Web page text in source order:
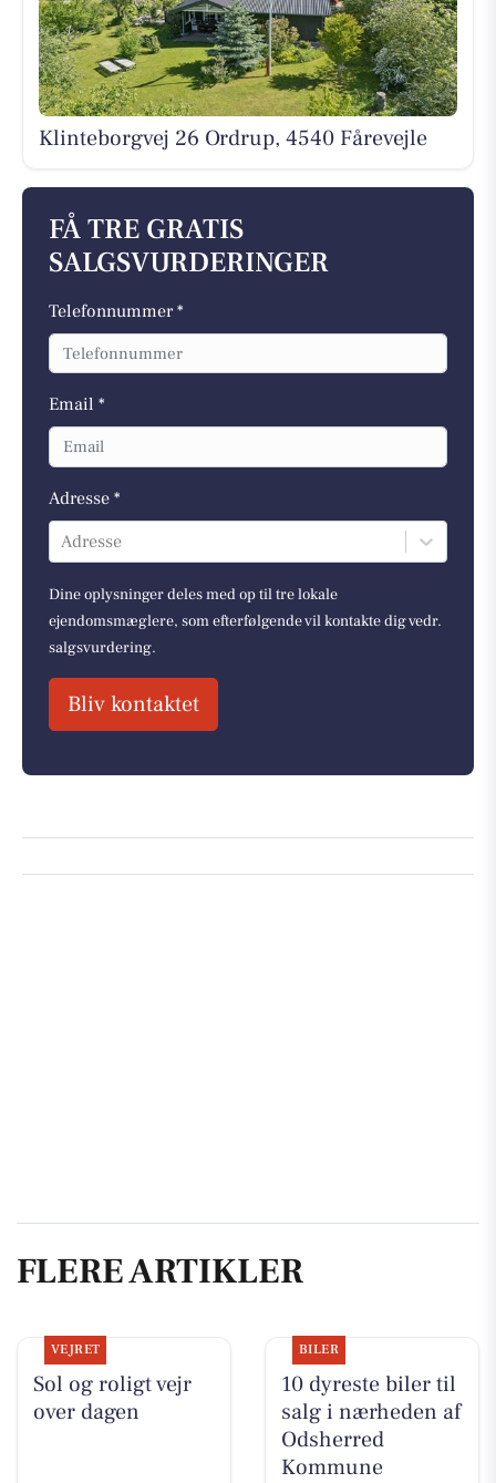
Klinteborgvej 26 Ordrup, 4540 Fårevejle
FÅ TRE GRATIS
SALGSVURDERINGER
Telefonnummer *
Email *
Adresse *
Adresse
Dine oplysninger deles med op til tre lokale
ejendomsmæglere, som efterfølgende vil kontakte dig vedr.
salgsvurdering.
Bliv kontaktet
FLERE ARTIKLER
VEJRET
Sol og roligt vejr
over dagen
BILER
10 dyreste biler til
salg i nærheden af
Odsherred
Kommune